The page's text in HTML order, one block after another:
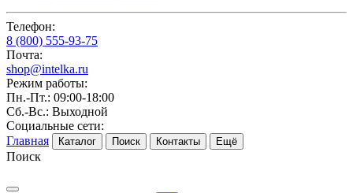
Телефон:
8 (800) 555-93-75
Почта:
shop@intelka.ru
Режим работы:
Пн.-Пт.: 09:00-18:00
Сб.-Вс.: Выходной
Социальные сети:
Главная
Каталог Поиск Контакты Ещё
Поиск